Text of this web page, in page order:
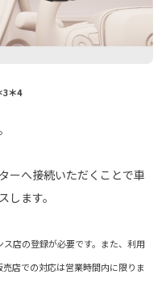
3＊4
ーへ接続いただくことで車
ます。
店の登録が必要です。また、利用
店での対応は営業時間内に限りま